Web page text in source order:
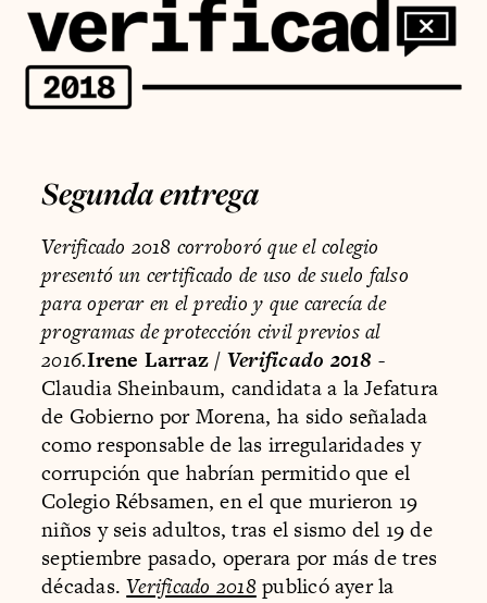
Segunda entrega
Verificado 2018 corroboró que el colegio
presentó un certificado de uso de suelo falso
para operar en el predio y que carecía de
programas de protección civil previos al
2016.Irene Larraz / Verificado 2018 -
Claudia Sheinbaum, candidata a la Jefatura
de Gobierno por Morena, ha sido señalada
como responsable de las irregularidades y
corrupción que habrían permitido que el
Colegio Rébsamen, en el que murieron 19
niños y seis adultos, tras el sismo del 19 de
septiembre pasado, operara por más de tres
décadas.Verificado 2018 publicó ayer la